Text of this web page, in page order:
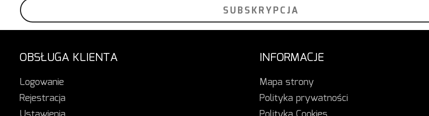
OBSŁUGA KLIENTA
Logowanie
Rejestracja
INFORMACJE
Mapa strony
Polityka prywatności